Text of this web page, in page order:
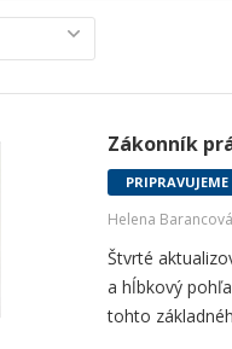
Zákonník
PRIPRAVUJEME
Helena
Štvrté
a hĺbkový
tohto